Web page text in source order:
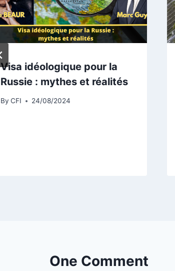
Visa idéologique pour la
Russie : mythes et réalités
By CFI 24/08/2024
One Comment